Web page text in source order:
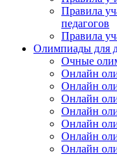
Правила
педагогов
Правила
Олимпиады для
Очные
Онлайн
Онлайн
Онлайн
Онлайн
Онлайн
Онлайн
Онлайн